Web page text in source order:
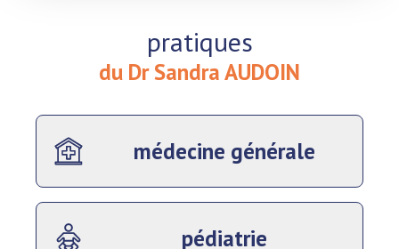
pratiques
du Dr Sandra AUDOIN
médecine générale
pédiatrie